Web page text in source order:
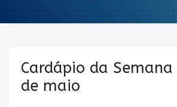
Cardápio da
de maio